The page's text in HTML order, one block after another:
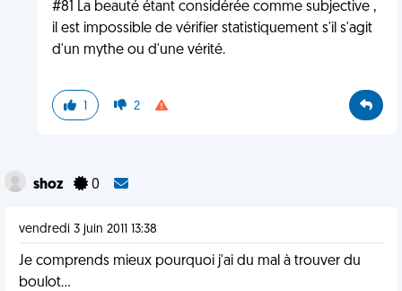
#81 La beauté étant considérée comme subjective ,
il est impossible de vérifier statistiquement s'il s'agit
d'un mythe ou d'une vérité.
1 2
shoz 0
vendredi 3 juin 2011 13:38
Je comprends mieux pourquoi j'ai du mal à trouver du
boulot...